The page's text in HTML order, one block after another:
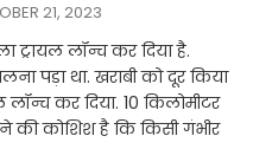
21, 2023
लॉन्च कर दिया है.
पड़ा था. खराबी को दूर किया
कर दिया. 10 किलोमीटर
की कोशिश है कि किसी गंभीर